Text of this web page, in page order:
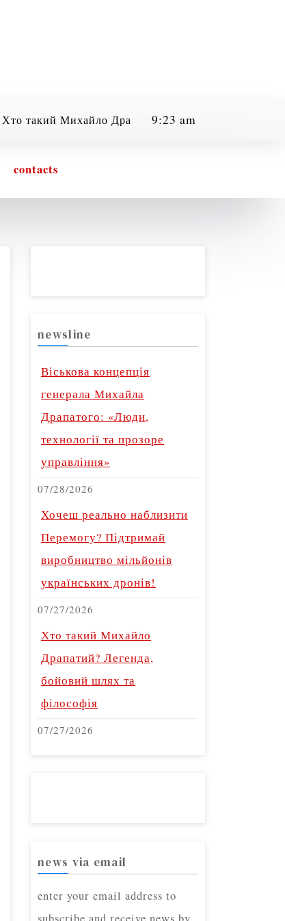
Михайло Драпатий? Легенда, бойовий шлях та
9:23 am
contacts
newsline
Віськова концепція
генерала Михайла
Драпатого: «Люди,
технології та прозоре
управління»
07/28/2026
Хочеш реально наблизити
Перемогу? Підтримай
виробництво мільйонів
українських дронів!
07/27/2026
Хто такий Михайло
Драпатий? Легенда,
бойовий шлях та
філософія
07/27/2026
news via email
enter your email address to